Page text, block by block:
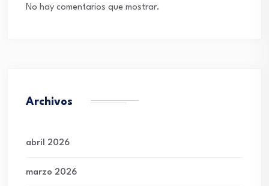
No hay comentarios que mostrar.
Archivos
abril 2026
marzo 2026